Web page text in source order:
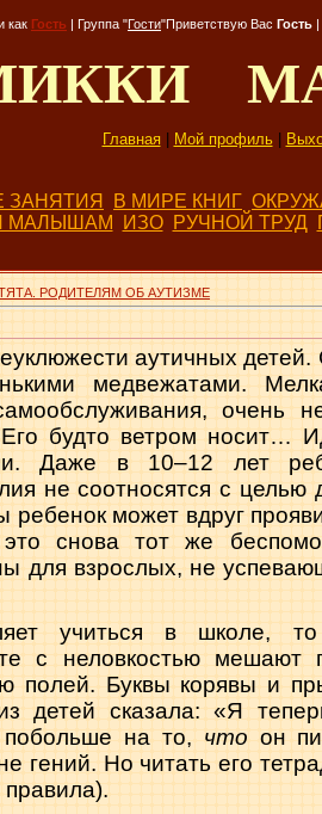
как Гость | Группа "Гости"Приветствую Вас Гость |
Главная| Мой профиль|
ЗАНЯТИЯ В МИРЕ КНИГ
МАЛЫШАМ ИЗО РУЧНОЙ ТРУД
РОДИТЕЛЯМ ОБ АУТИЗМЕ
аутичных детей.
медвежатами.
очень
будто ветром носит…
Даже в 10–12 лет
не соотносятся с целью
ребенок может вдруг
снова тот же
для взрослых, не
учиться в школе, то
с неловкостью мешают
полей. Буквы корявы и
детей сказала: «Я
на то, что он
гений. Но читать его
правила).